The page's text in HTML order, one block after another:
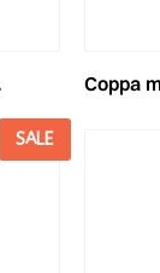
coppa
SALE